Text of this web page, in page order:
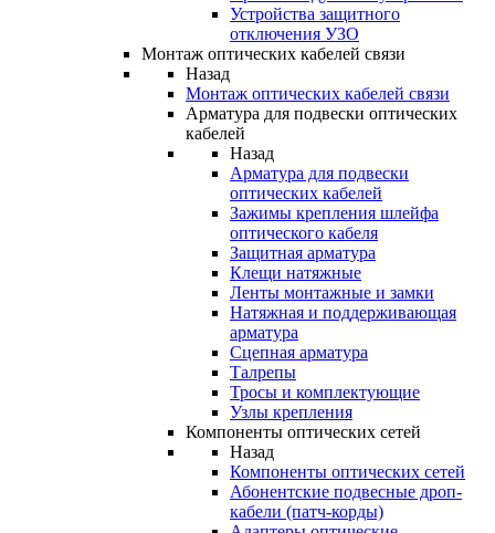
Устройства защитного
отключения УЗО
Монтаж оптических кабелей связи
Назад
Монтаж оптических кабелей связи
Арматура для подвески оптических
кабелей
Назад
Арматура для подвески
оптических кабелей
Зажимы крепления шлейфа
оптического кабеля
Защитная арматура
Клещи натяжные
Ленты монтажные и замки
Натяжная и поддерживающая
арматура
Сцепная арматура
Талрепы
Тросы и комплектующие
Узлы крепления
Компоненты оптических сетей
Назад
Компоненты оптических сетей
Абонентские подвесные дроп-
кабели (патч-корды)